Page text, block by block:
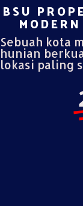
BSU
Sebuah kota
hunian
lokasi paling